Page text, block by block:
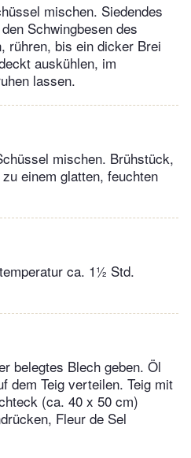
mischen. Siedendes
Schwingbesen des
rühren, bis ein dicker Brei
auskühlen, im
lassen.
mischen. Brühstück,
einem glatten, feuchten
ca. 1½ Std.
belegtes Blech geben. Öl
dem Teig verteilen. Teig mit
(ca. 40 x 50 cm)
Fleur de Sel